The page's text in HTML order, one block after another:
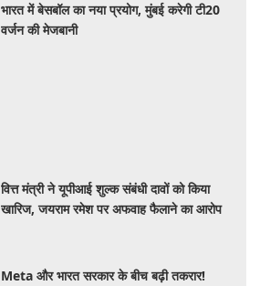
भारत में बेसबॉल का नया प्रयोग, मुंबई करेगी टी20
वर्जन की मेजबानी
वित्त मंत्री ने यूपीआई शुल्क संबंधी दावों को किया
खारिज, जयराम रमेश पर अफवाह फैलाने का आरोप
Meta और भारत सरकार के बीच बढ़ी तकरार!